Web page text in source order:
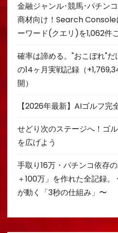
金融ジャンル･競馬･パチン
商材向け！Search
ーワード(クエリ)を1,062件
確率は諦める。"おこぼれ"
の14ヶ月実戦記録（
開）
【2026年最新】AIゴルフ完
せどり次のステージへ！ゴ
を広げよう
手取り16万・パチンコ依存
＋100万」を作れた全記録
が動く「3秒の仕組み」〜